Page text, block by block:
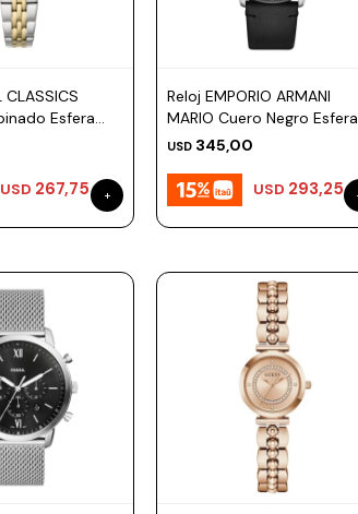
CLASSICS
Esfera
USD 267,75
Reloj EMPORIO ARMANI
MARIO Cuero Negro Esfera
42mm
USD 345,00
USD 293,25